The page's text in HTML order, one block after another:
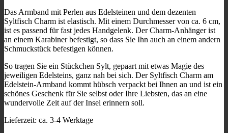
Das Armband mit Perlen aus Edelsteinen und dem dezenten
Syltfisch Charm ist elastisch. Mit einem Durchmesser von ca. 6 cm,
ist es passend für fast jedes Handgelenk. Der Charm-Anhänger ist
an einem Karabiner befestigt, so dass Sie Ihn auch an einem andern
Schmuckstück befestigen können.
So tragen Sie ein Stückchen Sylt, gepaart mit etwas Magie des
jeweiligen Edelsteins, ganz nah bei sich. Der Syltfisch Charm am
Edelstein-Armband kommt hübsch verpackt bei Ihnen an und ist ein
schönes Geschenk für Sie selbst oder Ihre Liebsten, das an eine
wundervolle Zeit auf der Insel erinnern soll.
Lieferzeit: ca. 3-4 Werktage